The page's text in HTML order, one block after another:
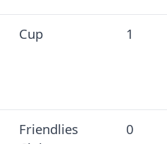
Cup 1
Friendlies
0